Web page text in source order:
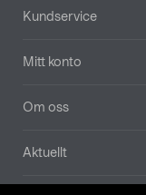
Sidfot
Kundservice
Mitt konto
Om oss
Aktuellt